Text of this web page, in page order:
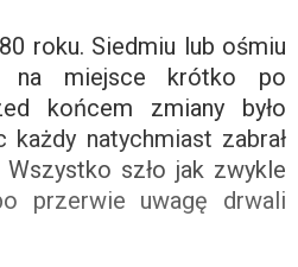
roku. Siedmiu lub ośmiu
na miejsce krótko po
końcem zmiany było
natychmiast zabrał
szło jak zwykle
przerwie uwagę drwali